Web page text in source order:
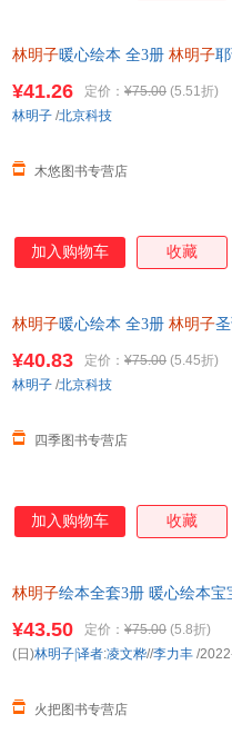
诞老人，小黎便勇敢地出门去
是那么亲切，读林明子就仿佛
在书店遇见林明子，一定要把
林明子暖心绘本 全3册 林明子
¥41.26 定价： ¥75.00 (5.51折)
木悠图书专营店
林明子 /北京科技
加入购物车 收藏
林明子暖心绘本 全3册 林明子
开发票
¥40.83 定价： ¥75.00 (5.45折)
四季图书专营店
林明子 /北京科技
加入购物车 收藏
林明子绘本全套3册 暖心绘本
¥43.50 定价： ¥75.00 (5.8折)
火把图书专营店
(日)林明子|译者:凌文桦//李力丰 /